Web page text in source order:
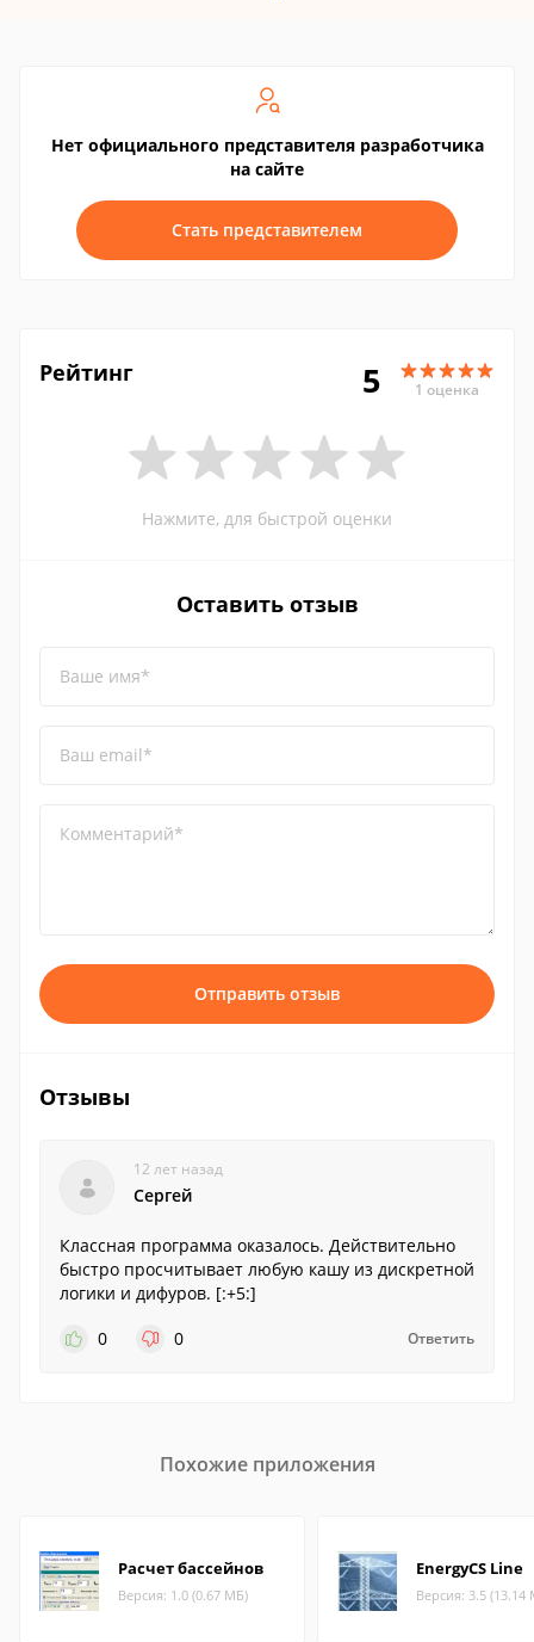
Нет официального представителя разработчика
на сайте
Стать представителем
Рейтинг 5 1 оценка
Нажмите, для быстрой оценки
Оставить отзыв
Ваше имя*
Ваш email*
Комментарий*
Отправить отзыв
Отзывы
12 лет назад
Сергей
Классная программа оказалось. Действительно
быстро просчитывает любую кашу из дискретной
логики и дифуров. [:+5:]
0
0 Ответить
Похожие приложения
Расчет бассейнов
Версия: 1.0 (0.67 МБ)
EnergyCS Line
Версия: 3.5 (13.14